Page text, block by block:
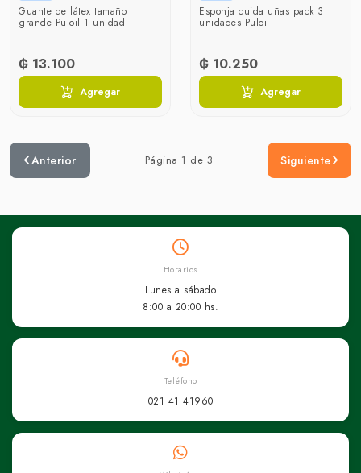
Guante de látex tamaño
grande Puloil 1 unidad
₲ 13.100
Agregar
Esponja cuida uñas pack 3
unidades Puloil
₲ 10.250
Agregar
Anterior Página 1 de 3 Siguiente
Horarios
Lunes a sábado
8:00 a 20:00 hs.
Teléfono
021 41 41960